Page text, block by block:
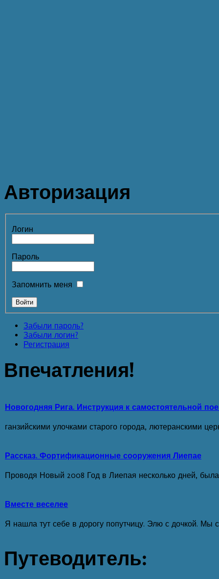
Авторизация
Логин
Пароль
Запомнить меня
Забыли пароль?
Забыли логин?
Регистрация
Впечатления!
Новогодняя Рига. Инструкция к самостоятельной
ганзийскими улочками старого города, лютеранскими
Рассказ. Фортификационные сооружения Лиепае
Проводя Новый 2008 Год в Лиепая несколько дней, была
Вместе веселее
Я нашла тут себе в дорогу попутчицу. Элю с дочкой. Мы
Путеводитель: